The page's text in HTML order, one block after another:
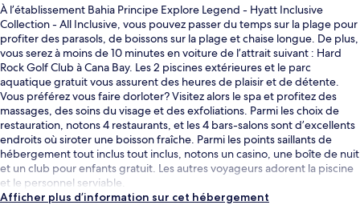
À l’établissement Bahia Principe Explore Legend - Hyatt Inclusive
Collection - All Inclusive, vous pouvez passer du temps sur la plage pour
profiter des parasols, de boissons sur la plage et chaise longue. De plus,
vous serez à moins de 10 minutes en voiture de l’attrait suivant : Hard
Rock Golf Club à Cana Bay. Les 2 piscines extérieures et le parc
aquatique gratuit vous assurent des heures de plaisir et de détente.
Vous préférez vous faire dorloter? Visitez alors le spa et profitez des
massages, des soins du visage et des exfoliations. Parmi les choix de
restauration, notons 4 restaurants, et les 4 bars-salons sont d’excellents
endroits où siroter une boisson fraîche. Parmi les points saillants de
hébergement tout inclus tout inclus, notons un casino, une boîte de nuit
et un club pour enfants gratuit. Les autres voyageurs adorent la piscine
et le personnel serviable.
Afficher plus d’information sur cet hébergement